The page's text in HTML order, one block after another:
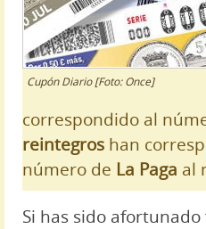
Cupón Diario [Foto: Once]
correspondido al
reintegros han
número de La Paga al
Si has sido